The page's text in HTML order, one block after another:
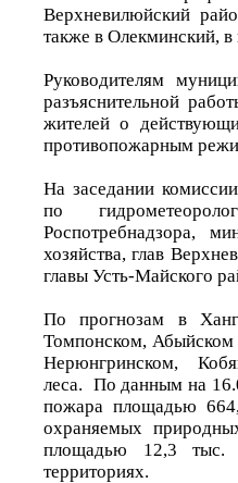
Верхневилюйский
также в Олекминский,
Руководителям
разъяснительной
жителей о
противопожарным
На заседании
по
Роспотребнадзора,
хозяйства, глав
главы Усть-Майского
По прогнозам в
Томпонском, Абыйском
Нерюнгринском,
леса. По данным на
пожара площадью
охраняемых
площадью 12,3 тыс.
территориях.